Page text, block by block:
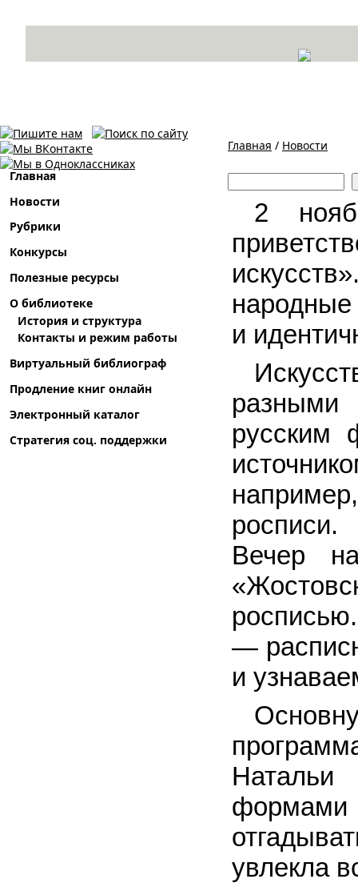
Главная / Новости
Главная
Новости
Рубрики
Конкурсы
Полезные ресурсы
О библиотеке
История и структура
Контакты и режим работы
Виртуальный библиограф
Продление книг онлайн
Электронный каталог
Стратегия соц. поддержки
2
и
разными
русским
росписи.
Вечер
—
и
формами
увлекла